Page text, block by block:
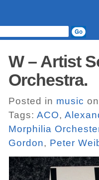
W – Artist
Orchestra.
Posted in music
Tags: ACO,
Morphilia
Gordon, Peter